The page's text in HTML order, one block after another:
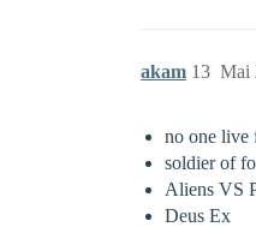
akam Mai
13
no one live
soldier of
Aliens VS
Deus Ex